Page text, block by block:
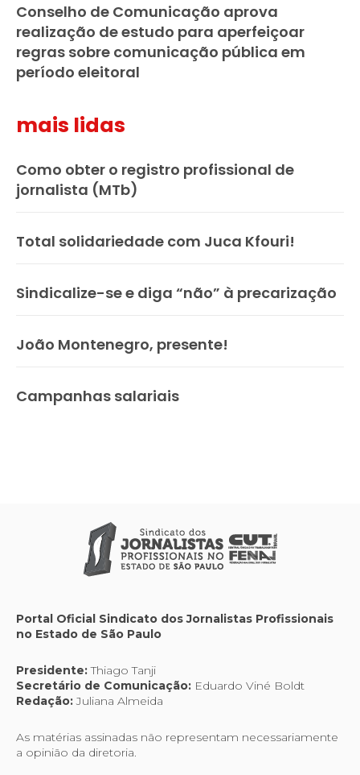
Conselho de Comunicação aprova
realização de estudo para aperfeiçoar
regras sobre comunicação pública em
período eleitoral
mais lidas
Como obter o registro profissional de
jornalista (MTb)
Total solidariedade com Juca Kfouri!
Sindicalize-se e diga “não” à precarização
João Montenegro, presente!
Campanhas salariais
Portal Oficial Sindicato dos Jornalistas Profissionais
no Estado de São Paulo
Presidente:Thiago Tanji
Secretário de Comunicação: Eduardo Viné Boldt
Redação:Juliana Almeida
As matérias assinadas não representam necessariamente
a opinião da diretoria.